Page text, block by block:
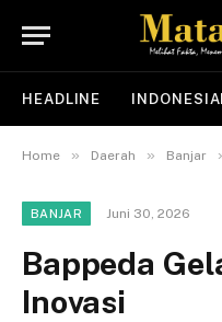
HEADLINE
Home » Daerah » Banjar
BANJAR Juni 30, 2026
Bappeda
Inovasi